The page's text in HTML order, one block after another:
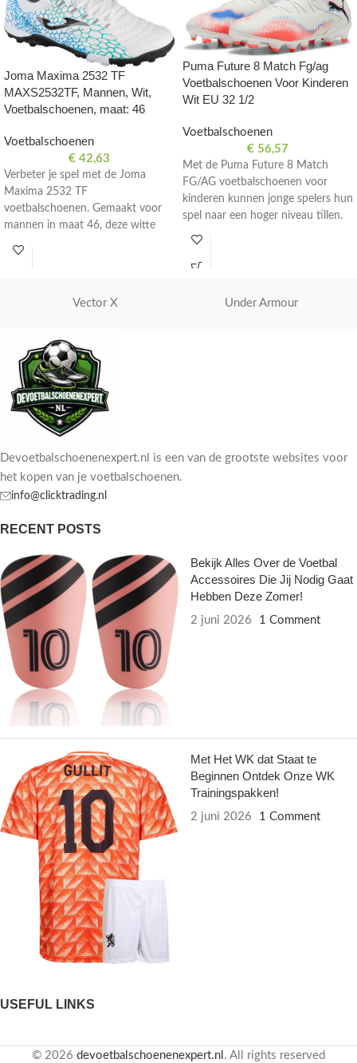
Joma Maxima 2532 TF
MAXS2532TF, Mannen, Wit,
Voetbalschoenen, maat: 46
Voetbalschoenen
€ 42,63
Verbeter je spel met de Joma
Maxima 2532 TF
voetbalschoenen. Gemaakt voor
mannen in maat 46, deze witte
Puma Future 8 Match Fg/ag
Voetbalschoenen Voor Kinderen
Wit EU 32 1/2
Voetbalschoenen
€ 56,57
Met de Puma Future 8 Match
FG/AG voetbalschoenen voor
kinderen kunnen jonge spelers hun
spel naar een hoger niveau tillen.
wendbaarheid op het veld.
Vector X Under Armour
Devoetbalschoenenexpert.nl is een van de grootste websites voor
het kopen van je voetbalschoenen.
info@clicktrading.nl
RECENT POSTS
Bekijk Alles Over de Voetbal
Accessoires Die Jij Nodig Gaat
Hebben Deze Zomer!
2 juni 2026 1 Comment
Met Het WK dat Staat te
Beginnen Ontdek Onze WK
Trainingspakken!
2 juni 2026 1 Comment
USEFUL LINKS
© 2026 devoetbalschoenenexpert.nl . All rights reserved